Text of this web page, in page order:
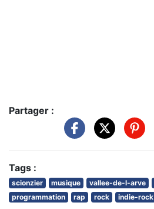
Partager :
Tags :
scionzier musique vallee-de-l-arve
programmation
rap rock indie-rock